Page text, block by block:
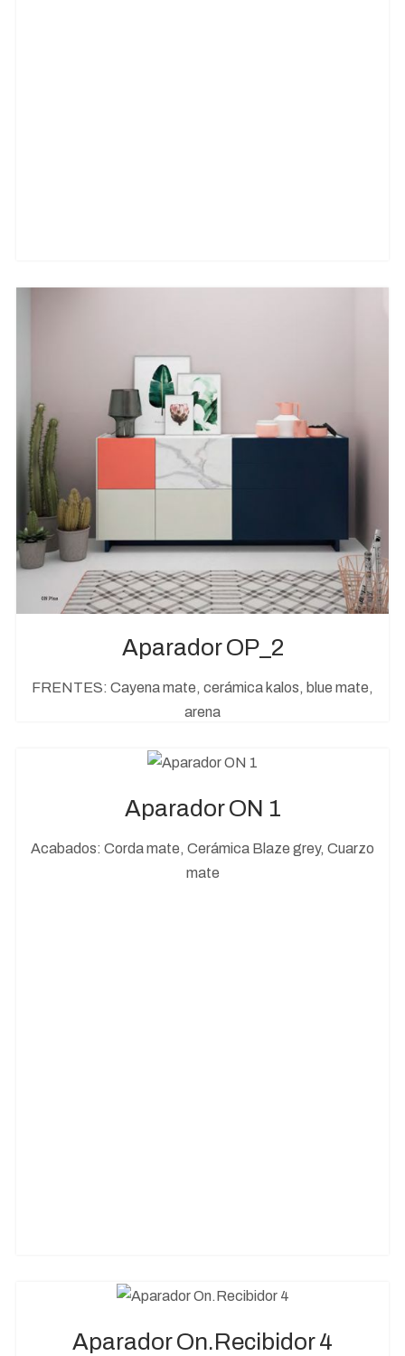
Aparador OP_2
FRENTES: Cayena mate, cerámica kalos, blue mate,
arena
Aparador ON 1
Acabados: Corda mate, Cerámica Blaze grey, Cuarzo
mate
Aparador On.Recibidor 4